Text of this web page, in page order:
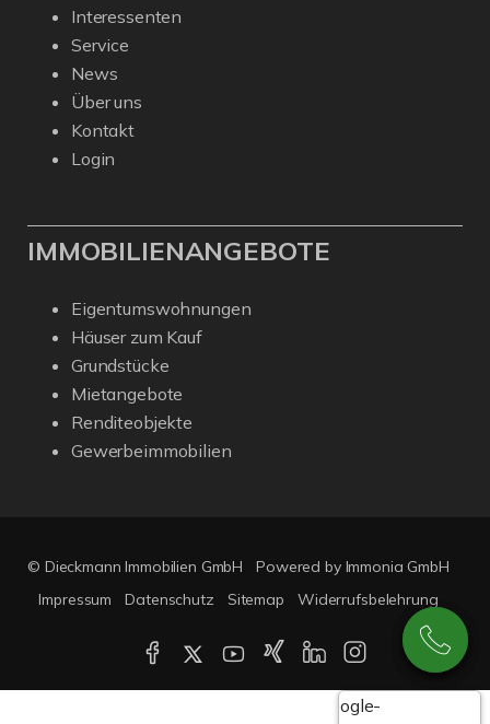
Interessenten
Service
News
Über uns
Kontakt
Login
IMMOBILIENANGEBOTE
Eigentumswohnungen
Häuser zum Kauf
Grundstücke
Mietangebote
Renditeobjekte
Gewerbeimmobilien
© Dieckmann Immobilien GmbH
Powered by Immonia GmbH
Impressum
Datenschutz Sitemap Widerrufsbelehrung
Google-